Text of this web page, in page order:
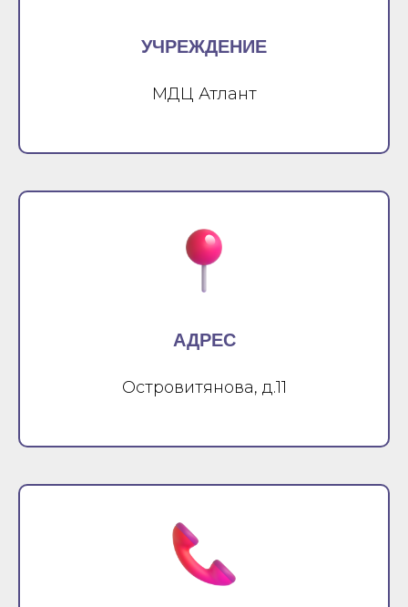
УЧРЕЖДЕНИЕ
МДЦ Атлант
АДРЕС
Островитянова, д.11